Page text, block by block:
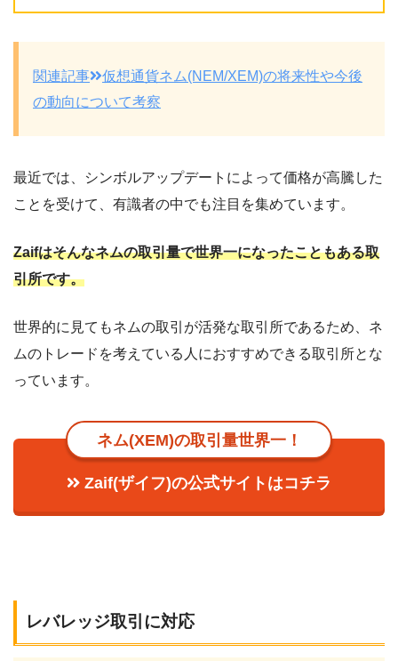
関連記事
仮想通貨ネム(NEM/XEM)の将来性や今後
の動向について考察
最近では、シンボルアップデートによって価格が高騰した
ことを受けて、有識者の中でも注目を集めています。
Zaifはそんなネムの取引量で世界一になったこともある取
引所です。
世界的に見てもネムの取引が活発な取引所であるため、ネ
ムのトレードを考えている人におすすめできる取引所とな
っています。
ネム(XEM)の取引量世界一！
Zaif(ザイフ)の公式サイトはコチラ
レバレッジ取引に対応